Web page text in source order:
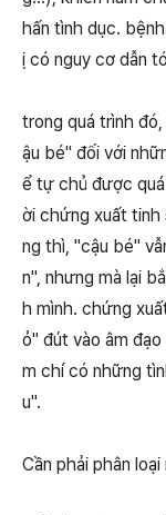
hấn tình dục.
ị có nguy cơ dẫn
trong quá trình
ậu bé" đối với
ể tự chủ được
ời chứng xuất
ng thì, "cậu bé"
n", nhưng mà lại
h mình. chứng
ỏ" đút vào âm
m chí có những
u".
Cần phải phân